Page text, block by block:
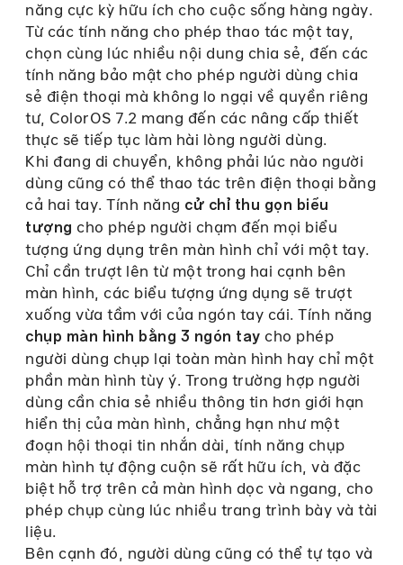
năng cực kỳ hữu ích cho cuộc sống hàng ngày.
Từ các tính năng cho phép thao tác một tay,
chọn cùng lúc nhiều nội dung chia sẻ, đến các
tính năng bảo mật cho phép người dùng chia
sẻ điện thoại mà không lo ngại về quyền riêng
tư, ColorOS 7.2 mang đến các nâng cấp thiết
thực sẽ tiếp tục làm hài lòng người dùng.
Khi đang di chuyển, không phải lúc nào người
dùng cũng có thể thao tác trên điện thoại bằng
cả hai tay. Tính năng cử chỉ thu gọn biểu
tượng cho phép người chạm đến mọi biểu
tượng ứng dụng trên màn hình chỉ với một tay.
Chỉ cần trượt lên từ một trong hai cạnh bên
màn hình, các biểu tượng ứng dụng sẽ trượt
xuống vừa tầm với của ngón tay cái. Tính năng
chụp màn hình bằng 3 ngón tay cho phép
người dùng chụp lại toàn màn hình hay chỉ một
phần màn hình tùy ý. Trong trường hợp người
dùng cần chia sẻ nhiều thông tin hơn giới hạn
hiển thị của màn hình, chẳng hạn như một
đoạn hội thoại tin nhắn dài, tính năng chụp
màn hình tự động cuộn sẽ rất hữu ích, và đặc
biệt hỗ trợ trên cả màn hình dọc và ngang, cho
phép chụp cùng lúc nhiều trang trình bày và tài
liệu.
Bên cạnh đó, người dùng cũng có thể tự tạo và